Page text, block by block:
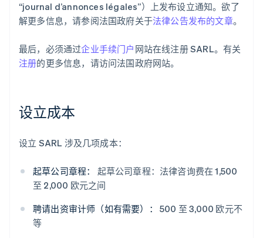
“journal d’annonces légales”）上发布设立通知。欲了
解更多信息，请参阅法国政府关于法律公告发布的文章。
最后，必须通过企业手续门户 网站在线注册 SARL。有关
注册的更多信息，请访问法国政府网站。
设立成本
设立 SARL 涉及几项成本：
起草公司章程：
起草公司章程：法律咨询费在 1,500
至 2,000 欧元之间
聘请出资审计师（如有需要）：
500 至 3,000 欧元不
等